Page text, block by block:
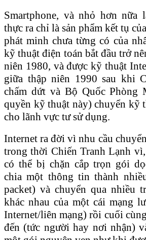
Smartphone, và nhỏ hơn nữa
thực ra chỉ là sản phẩm kết tụ
phát minh chưa từng có của
kỹ thuật điện toán bắt đầu trở
niên 1980, và được kỹ thuật
giữa thập niên 1990 sau khi
chấm dứt và Bộ Quốc Phòng
quyền kỹ thuật này) chuyển kỹ
cho lãnh vực tư sử dụng.
Internet ra đời vì nhu cầu
trong thời Chiến Tranh Lạnh
có thể bị chặn cắp trọn gói
chia một thông tin thành
packet) và chuyển qua nhiều
khác nhau của một cái mạng
Internet/liên mạng) rồi cuối
đến (tức người hay nơi nhận)